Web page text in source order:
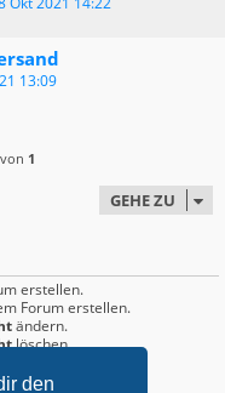
den
13:09
von 1
GEHE ZU
erstellen.
Forum erstellen.
ändern.
löschen.